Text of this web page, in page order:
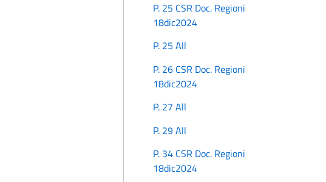
P. 25 CSR Doc. Regioni
18dic2024
P. 25 All
P. 26 CSR Doc. Regioni
18dic2024
P. 27 All
P. 29 All
P. 34 CSR Doc. Regioni
18dic2024